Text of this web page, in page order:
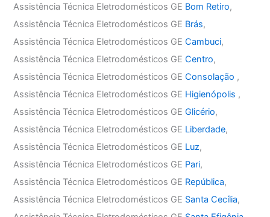
Assistência Técnica Eletrodomésticos GE Bom Retiro,
Assistência Técnica Eletrodomésticos GE Brás,
Assistência Técnica Eletrodomésticos GECambuci,
Assistência Técnica Eletrodomésticos GECentro,
Assistência Técnica Eletrodomésticos GEConsolação ,
Assistência Técnica Eletrodomésticos GE Higienópolis ,
Assistência Técnica Eletrodomésticos GEGlicério,
Assistência Técnica Eletrodomésticos GE Liberdade,
Assistência Técnica Eletrodomésticos GE Luz,
Assistência Técnica Eletrodomésticos GE Pari,
Assistência Técnica Eletrodomésticos GE República,
Assistência Técnica Eletrodomésticos GE Santa Cecília,